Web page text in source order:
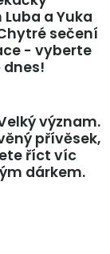
a Yuka
sečení
- vyberte
dnes!
význam.
přívěsek,
říct víc
dárkem.